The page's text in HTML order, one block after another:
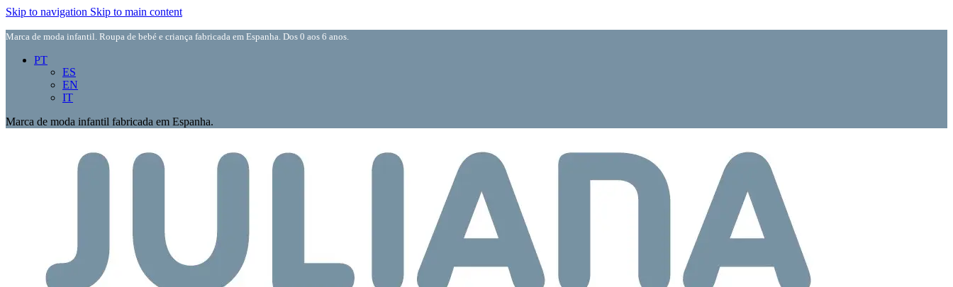
Skip to navigation Skip to main content
Marca de moda infantil. Roupa de bebé e criança fabricada em Espanha. Dos 0 aos 6 anos.
PT
ES
EN
IT
Marca de moda infantil fabricada em Espanha.